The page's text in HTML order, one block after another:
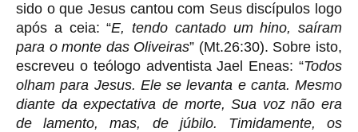
sido o que Jesus cantou com Seus discípulos logo
após a ceia: “E, tendo cantado um hino, saíram
para o monte das Oliveiras” (Mt.26:30). Sobre isto,
escreveu o teólogo adventista Jael Eneas: “Todos
olham para Jesus. Ele se levanta e canta. Mesmo
diante da expectativa de morte, Sua voz não era
de lamento, mas, de júbilo. Timidamente, os